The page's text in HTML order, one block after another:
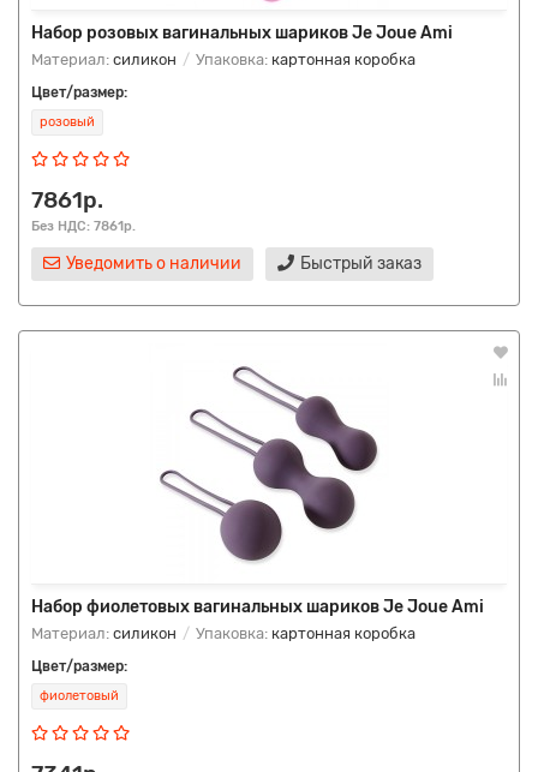
Набор розовых вагинальных шариков Je Joue Ami
Материал: силикон Упаковка: картонная коробка
Цвет/размер:
розовый
7861р.
Без НДС: 7861р.
Уведомить о наличии Быстрый заказ
Набор фиолетовых вагинальных шариков Je Joue Ami
Материал: силикон Упаковка: картонная коробка
Цвет/размер:
фиолетовый